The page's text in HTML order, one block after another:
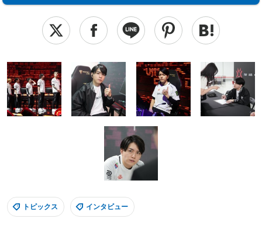
トピックス インタビュー